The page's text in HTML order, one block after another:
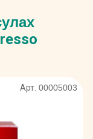
Арт. 00005003